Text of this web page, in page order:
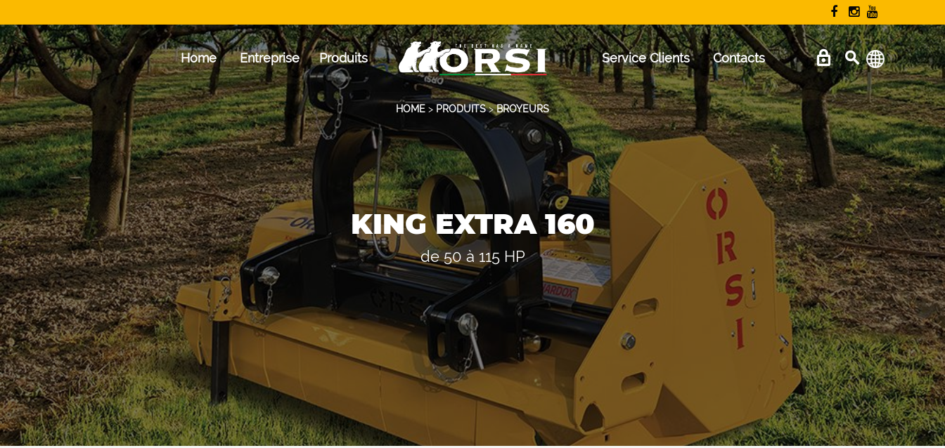
Home Entreprise Produits Service Clients Contacts
HOME > PRODUITS>BROYEURS
KING EXTRA 160
de 50 à 115 HP